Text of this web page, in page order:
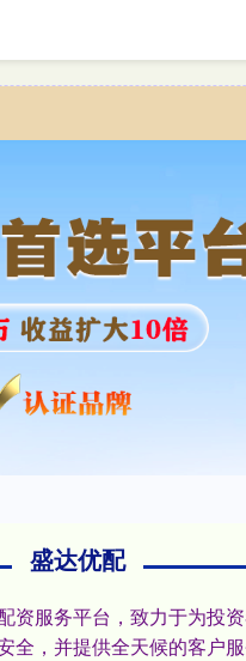
盛达优配
服务平台，致力于为投
，并提供全天候的客户